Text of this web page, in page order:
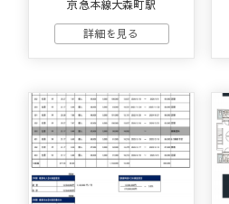
京急本線大森町駅